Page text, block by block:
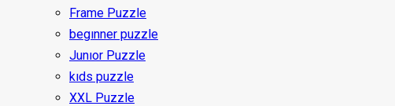
Frame Puzzle
begınner puzzle
Junıor Puzzle
kıds puzzle
XXL Puzzle